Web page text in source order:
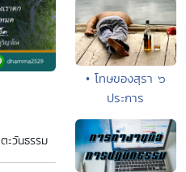
ตะวันธรรม
• โทษของสุรา ๖
ประการ